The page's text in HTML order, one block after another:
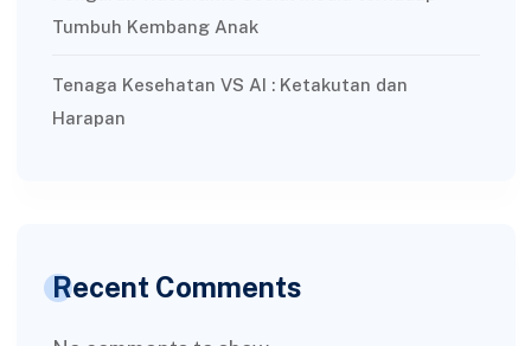
Tumbuh Kembang Anak
Tenaga Kesehatan VS AI : Ketakutan dan
Harapan
Recent Comments